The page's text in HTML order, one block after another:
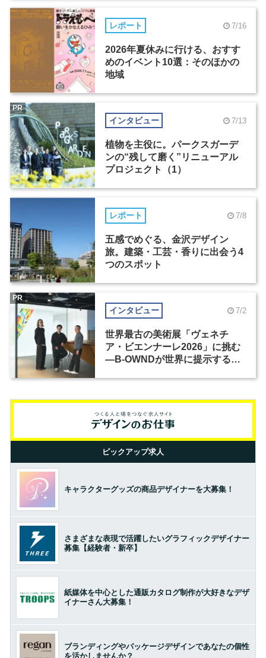
レポート 7/16
2026年夏休みに行ける、おすす
めのイベント10選：そのほかの
地域
インタビュー 7/13
植物を主役に。パークスガーデ
ンの“残して磨く”リニューアル
プロジェクト（1）
PR
レポート 7/8
五感でめぐる、金沢デザイン
旅。建築・工芸・香りに出会う4
つのスポット
インタビュー 7/2
世界最古の美術展「ヴェネチ
ア・ビエンナーレ2026」に挑む
―B-OWNDが世界に提示する美
PR
ピックアップ求人
キャラクターグッズの商品デザイナーを大募集！
さまざまな表現で活躍したいグラフィックデザイナー
募集【経験者・新卒】
紙媒体を中心とした通販カタログ制作が大好きなデザ
イナーさん大募集！
ブランディングやパッケージデザインであなたの個性
を活かしませんか？